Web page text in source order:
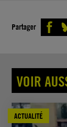
Partager
VOIR
ACTUALITÉ